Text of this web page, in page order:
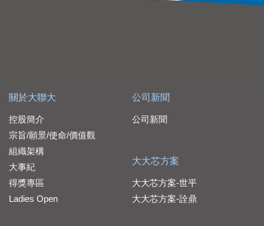
關於大聯大
控股簡介
宗旨/願景/使命/價值觀
組織架構
大事紀
得獎專區
Ladies Open
公司新聞
公司新聞
大大芯方案
大大芯方案-世平
大大芯方案-詮鼎